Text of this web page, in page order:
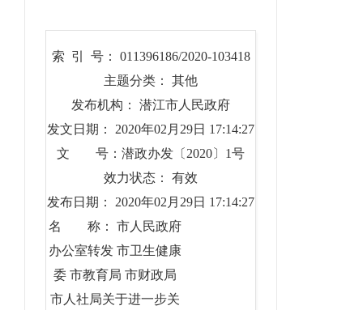
索 引 号： 011396186/2020-103418
主题分类： 其他
发布机构： 潜江市人民政府
发文日期： 2020年02月29日 17:14:27
文 号：潜政办发〔2020〕1号
效力状态： 有效
发布日期： 2020年02月29日 17:14:27
名 称： 市人民政府
办公室转发 市卫生健康
委 市教育局 市财政局
市人社局关于进一步关